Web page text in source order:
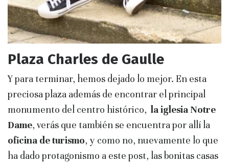
Plaza Charles de Gaulle
Y para terminar, hemos dejado lo mejor. En esta
preciosa plaza además de encontrar el principal
monumento del centro histórico, la iglesia Notre
Dame, verás que también se encuentra por allí la
oficina de turismo, y como no, nuevamente lo que
ha dado protagonismo a este post, las bonitas casas